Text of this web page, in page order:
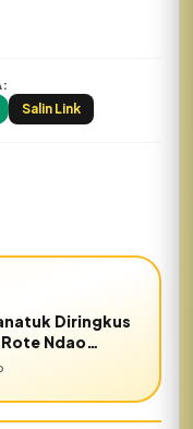
Salin Link
Diringkus
Ndao